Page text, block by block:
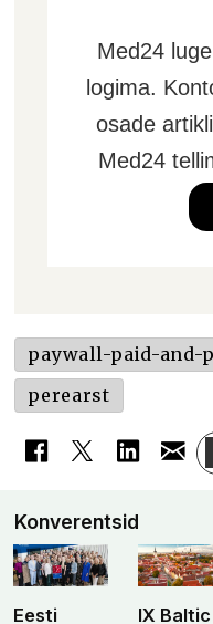
Med24
logima.
osade
Med24
paywall-paid-and-
perearst
Konverentsid
Eesti
IX Baltic